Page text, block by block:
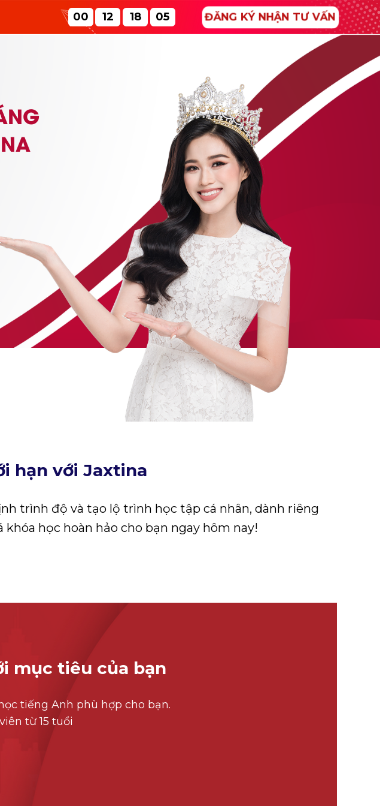
00 12 18 03 ĐĂNG KÝ NHẬN TƯ VẤN
mục tiêu của bạn
tiếng Anh phù hợp cho bạn.
từ 15 tuổi
hạn với Jaxtina
trình độ và tạo lộ trình học tập cá nhân, dành riêng
học hoàn hảo cho bạn ngay hôm nay!